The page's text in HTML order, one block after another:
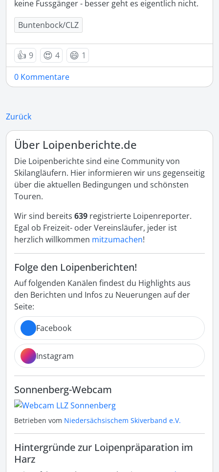
keine Fussgänger - besser geht es eigentlich nicht.
Buntenbock/CLZ
👍 9 😍 4 😄 1
0 Kommentare
Zurück
Über Loipenberichte.de
Die Loipenberichte sind eine Community von
Skilangläufern. Hier informieren wir uns gegenseitig
über die aktuellen Bedingungen und schönsten
Touren.
Wir sind bereits 639 registrierte Loipenreporter.
Egal ob Freizeit- oder Vereinsläufer, jeder ist
herzlich willkommen mitzumachen!
Folge den Loipenberichten!
Auf folgenden Kanälen findest du Highlights aus
den Berichten und Infos zu Neuerungen auf der
Seite:
Facebook
Instagram
Sonnenberg-Webcam
Betrieben vom Niedersächsischem Skiverband e.V.
Hintergründe zur Loipenpräparation im
Harz